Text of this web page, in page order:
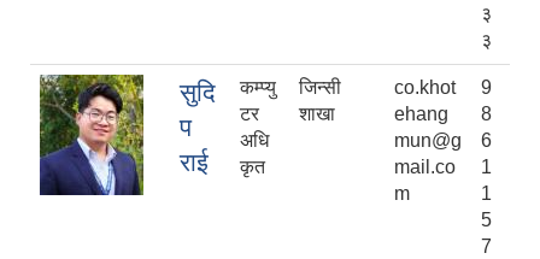
३
३
सुदि
प
राई
कम्प्यु
टर
अधि
कृत
जिन्सी
शाखा
co.khot
ehang
mun@g
mail.co
m
9
8
6
1
1
5
7